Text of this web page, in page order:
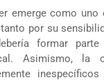
emerge como uno
por su
formar
Asimismo, la